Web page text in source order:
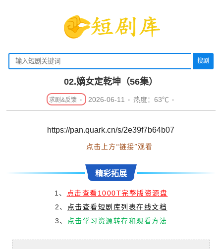
搜剧
02.嫡女定乾坤（56集）
2026-06-11 热度：63℃
https://pan.quark.cn/s/2e39f7b64b07
点击上方“链接”观看
精彩拓展
1、 点击查看1000T完整版资源盘
2、 点击查看短剧库列表在线文档
3、 点击学习资源转存和观看方法